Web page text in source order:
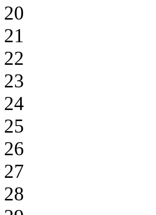
20
21
22
23
24
25
26
27
28